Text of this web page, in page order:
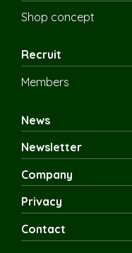
Shop concept
Recruit
Members
News
Newsletter
Company
Privacy
Contact